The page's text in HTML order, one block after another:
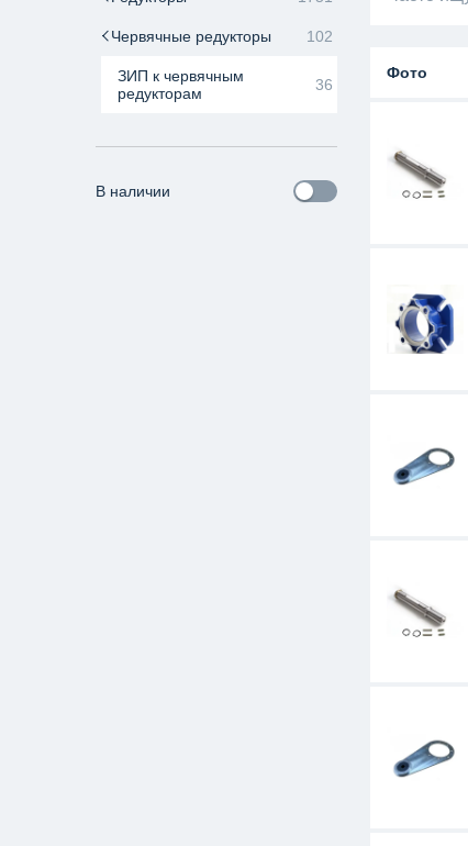
Червячные редукторы 102
ЗИП к червячным
редукторам
36
В наличии
Фото